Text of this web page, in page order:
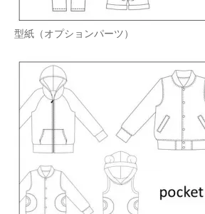
型紙（オプションパーツ）